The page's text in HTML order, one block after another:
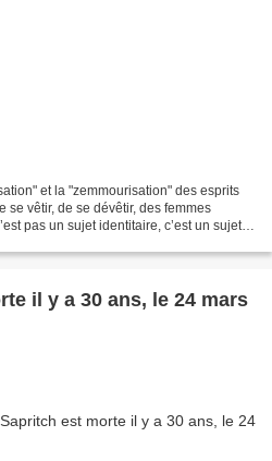
et la "zemmourisation" des esprits
se vêtir, de se dévêtir, des femmes
pas un sujet identitaire, c’est un sujet
il y a 30 ans, le 24 mars